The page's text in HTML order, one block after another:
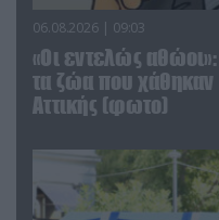
06.08.2026 | 09:03
«Οι εντελώς
τα ζώα που χάθηκαν
Αττικής (φωτο)